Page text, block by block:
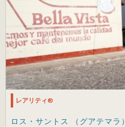
レアリティ®
ロス・サントス （グアテマラ）